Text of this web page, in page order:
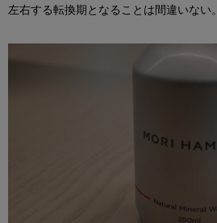
左右する転換期となることは間違いない。